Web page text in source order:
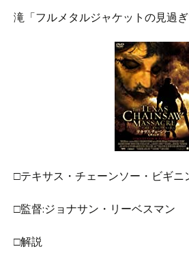
滝「フルメタルジャケットの見過
□テキサス・チェーンソー・ビギニ
□監督:ジョナサン・リーベスマン
□解説